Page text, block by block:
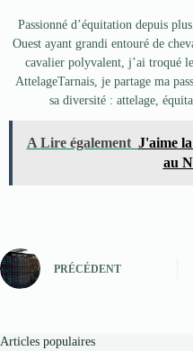
Passionné d’équitation depuis
Ouest ayant grandi entouré de
cavalier polyvalent, j’ai troqué
AttelageTarnais, je partage ma
sa diversité : attelage,
A Lire également J'aime
au
PRÉCÉDENT
Articles populaires